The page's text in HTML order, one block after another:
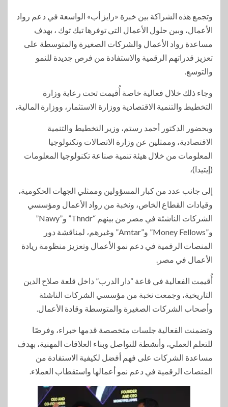
وتجمع هذه الشراكة بين خبرة «رايز أب» الواسعة في دعم رواد
الأعمال، وبين حلول الأعمال التي توفرها تيك توك ، بهدف
مساعدة رواد الأعمال والشركات الصغيرة والمتوسطة على
تعزيز قدراتهم الرقمية والاستفادة من فرص جديدة للنمو
والتوسع.
وجاء ذلك خلال فعالية خاصة أُقيمت تحت رعاية وزارة
التخطيط والتنمية الاقتصادية ووزارة الاستثمار، ووزارة المالية،
وبحضور الدكتور أحمد رستم، وزير التخطيط والتنمية
الاقتصادية، وممثلين عن وزارة الاتصالات وتكنولوجيا
المعلومات من خلال هيئة تنمية صناعة تكنولوجيا المعلومات
(إيتيدا)،
إلى جانب عدد من كبار المسؤولين وممثلي الجهات الحكومية،
وقيادات القطاع الخاص، ونخبة من رواد الأعمال ومؤسسي
الشركات الناشئة في مصر من بينهم “Thndr” و”Nawy”
و”Money Fellows” و”Amtar” وغيرهم، لمناقشة دور
المنصات الرقمية في دعم نمو الأعمال وتعزيز منظومة ريادة
الأعمال في مصر.
أُقيمت الفعالية في قاعة “دار الدرب” داخل قلعة صلاح الدين
التاريخية، وجمعت نخبة من مؤسسي الشركات الناشئة
وأصحاب الشركات الصغيرة والمتوسطة وقادة الأعمال.
وتضمنت الفعالية جلسات متخصصة قدمها خبراء، وفرصًا
للتعلم العملي، وأنشطة للتواصل وبناء العلاقات المهنية، بهدف
مساعدة الشركات على فهم أفضل لكيفية الاستفادة من
المنصات الرقمية في دعم نمو أعمالها واستقطاب العملاء.